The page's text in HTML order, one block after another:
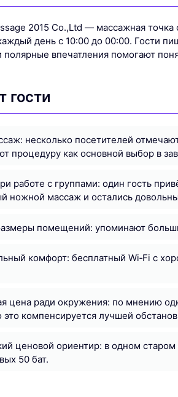
2015 Co.,Ltd — массажная точка
день с 10:00 до 00:00. Гости
полярные впечатления помогают
гости
несколько посетителей
процедуру как основной выбор в
работе с группами: один гость
ножной массаж и остались
помещений: упоминают
комфорт: бесплатный Wi‑Fi с
цена ради окружения: по мнению
это компенсируется лучшей
ценовой ориентир: в одном
50 бат.